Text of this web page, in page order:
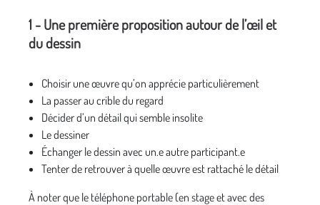
1 - Une première proposition autour de l’œil et
du dessin
Choisir une œuvre qu’on apprécie particulièrement
La passer au crible du regard
Décider d’un détail qui semble insolite
Le dessiner
Échanger le dessin avec un.e autre participant.e
Tenter de retrouver à quelle œuvre est rattaché le détail
À noter que le téléphone portable (en stage et avec des